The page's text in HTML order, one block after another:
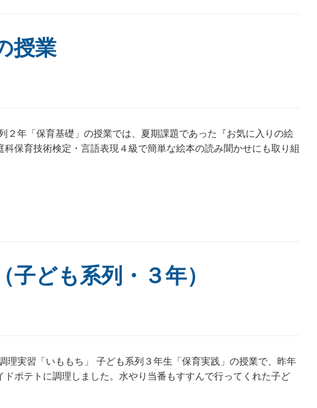
授業
年「保育基礎」の授業では、夏期課題であった『お気に入りの絵
保育技術検定・言語表現４級で簡単な絵本の読み聞かせにも取り組
ども系列・３年）
理実習「いももち」 子ども系列３年生「保育実践」の授業で、昨年
ポテトに調理しました。水やり当番もすすんで行ってくれた子ど